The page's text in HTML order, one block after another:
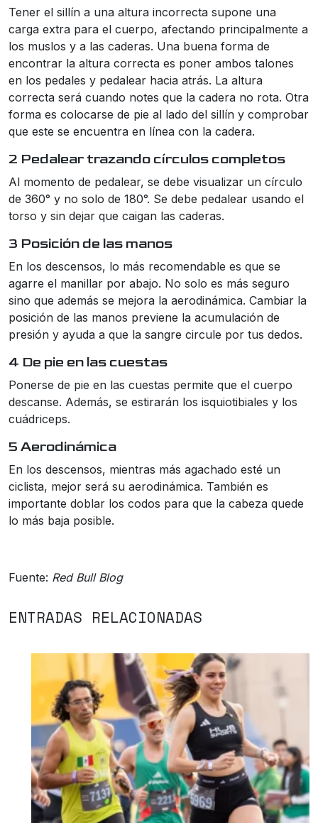
Tener el sillín a una altura incorrecta supone una
carga extra para el cuerpo, afectando principalmente a
los muslos y a las caderas. Una buena forma de
encontrar la altura correcta es poner ambos talones
en los pedales y pedalear hacia atrás. La altura
correcta será cuando notes que la cadera no rota. Otra
forma es colocarse de pie al lado del sillín y comprobar
que este se encuentra en línea con la cadera.
2 Pedalear trazando círculos completos
Al momento de pedalear, se debe visualizar un círculo
de 360° y no solo de 180°. Se debe pedalear usando el
torso y sin dejar que caigan las caderas.
3 Posición de las manos
En los descensos, lo más recomendable es que se
agarre el manillar por abajo. No solo es más seguro
sino que además se mejora la aerodinámica. Cambiar la
posición de las manos previene la acumulación de
presión y ayuda a que la sangre circule por tus dedos.
4 De pie en las cuestas
Ponerse de pie en las cuestas permite que el cuerpo
descanse. Además, se estirarán los isquiotibiales y los
cuádriceps.
5 Aerodinámica
En los descensos, mientras más agachado esté un
ciclista, mejor será su aerodinámica. También es
importante doblar los codos para que la cabeza quede
lo más baja posible.
Fuente: Red Bull Blog
ENTRADAS RELACIONADAS